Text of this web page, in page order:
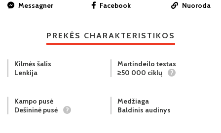
Messagner
Facebook Nuoroda
PREKĖS CHARAKTERISTIKOS
Kilmės šalis
Lenkija
Martindeilo testas
≥50 000 ciklų
?
Kampo pusė
Dešininė pusė
?
Medžiaga
Baldinis audinys